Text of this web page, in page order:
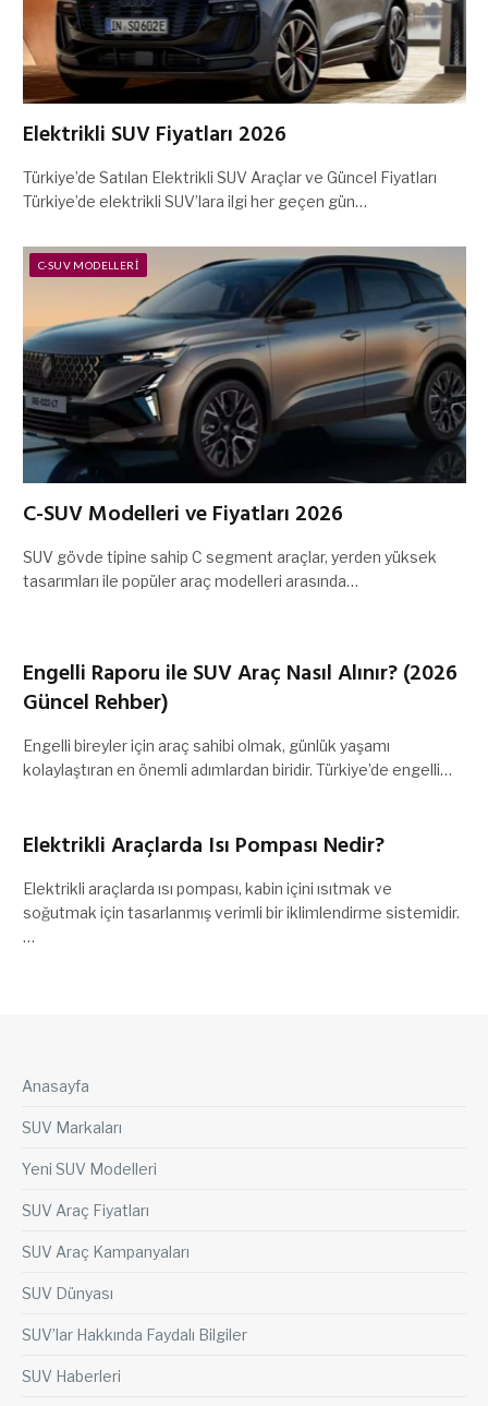
Elektrikli SUV Fiyatları 2026
Türkiye’de Satılan Elektrikli SUV Araçlar ve Güncel Fiyatları
Türkiye’de elektrikli SUV’lara ilgi her geçen gün…
C-SUV MODELLERI
C-SUV Modelleri ve Fiyatları 2026
SUV gövde tipine sahip C segment araçlar, yerden yüksek
tasarımları ile popüler araç modelleri arasında…
Engelli Raporu ile SUV Araç Nasıl Alınır? (2026
Güncel Rehber)
Engelli bireyler için araç sahibi olmak, günlük yaşamı
kolaylaştıran en önemli adımlardan biridir. Türkiye’de engelli…
Elektrikli Araçlarda Isı Pompası Nedir?
Elektrikli araçlarda ısı pompası, kabin içini ısıtmak ve
soğutmak için tasarlanmış verimli bir iklimlendirme sistemidir.
…
Anasayfa
SUV Markaları
Yeni SUV Modelleri
SUV Araç Fiyatları
SUV Araç Kampanyaları
SUV Dünyası
SUV’lar Hakkında Faydalı Bilgiler
SUV Haberleri